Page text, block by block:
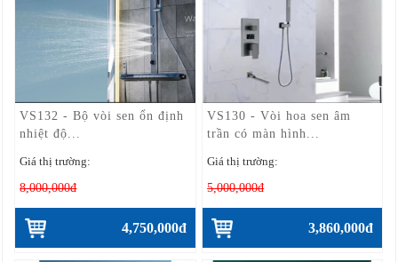
VS132 - Bộ vòi sen ổn định
nhiệt độ...
Giá thị trường:
8,000,000đ
4,750,000đ
VS130 - Vòi hoa sen âm
trần có màn hình...
Giá thị trường:
5,000,000đ
3,860,000đ